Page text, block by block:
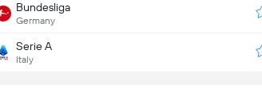
Bundesliga
Germany
Serie A
Italy